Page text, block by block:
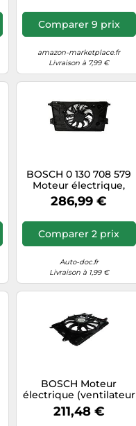
Comparer 9 prix
amazon-marketplace.fr
Livraison à 7,99 €
BOSCH 0 130 708 579
Moteur électrique,
ventilateur pour
radiateurs
286,99 €
Comparer 2 prix
Auto-doc.fr
Livraison à 1,99 €
BOSCH Moteur
électrique (ventilateur
de radiateur)
0130708529
211,48 €